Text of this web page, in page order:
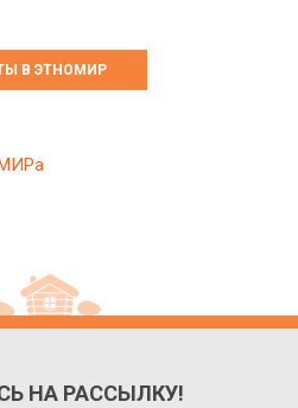
В ЭТНОМИР
НА РАССЫЛКУ!